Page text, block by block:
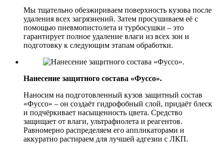
Мы тщательно обезжириваем поверхность кузова после
удаления всех загрязнений. Затем просушиваем её с
помощью пневмопистолета и турбосушки – это
гарантирует полное удаление влаги из всех зон и
подготовку к следующим этапам обработки.
Нанесение защитного состава «Фуссо».
Наносим на подготовленный кузов защитный состав
«Фуссо» – он создаёт гидрофобный слой, придаёт блеск
и подчёркивает насыщенность цвета. Средство
защищает от влаги, ультрафиолета и реагентов.
Равномерно распределяем его аппликаторами и
аккуратно растираем для лучшей адгезии с ЛКП.